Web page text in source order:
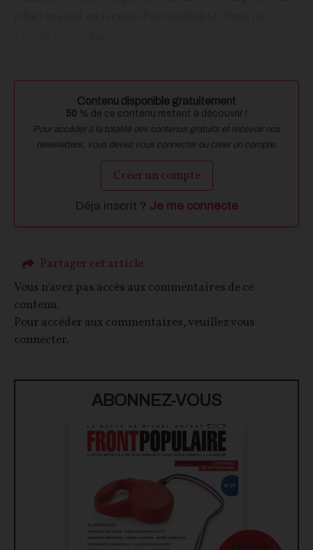
Contenu disponible gratuitement
50 % de ce contenu restent à découvrir !
Pour accéder à la totalité des contenus gratuits et recevoir nos
newsletters, vous devez vous connecter ou créer un compte.
Créer un compte
Déja inscrit ? Je me connecte
Partager cet article
Vous n'avez pas accès aux commentaires de ce
contenu.
Pour accéder aux commentaires, veuillez vous
connecter.
ABONNEZ-VOUS
À partir de